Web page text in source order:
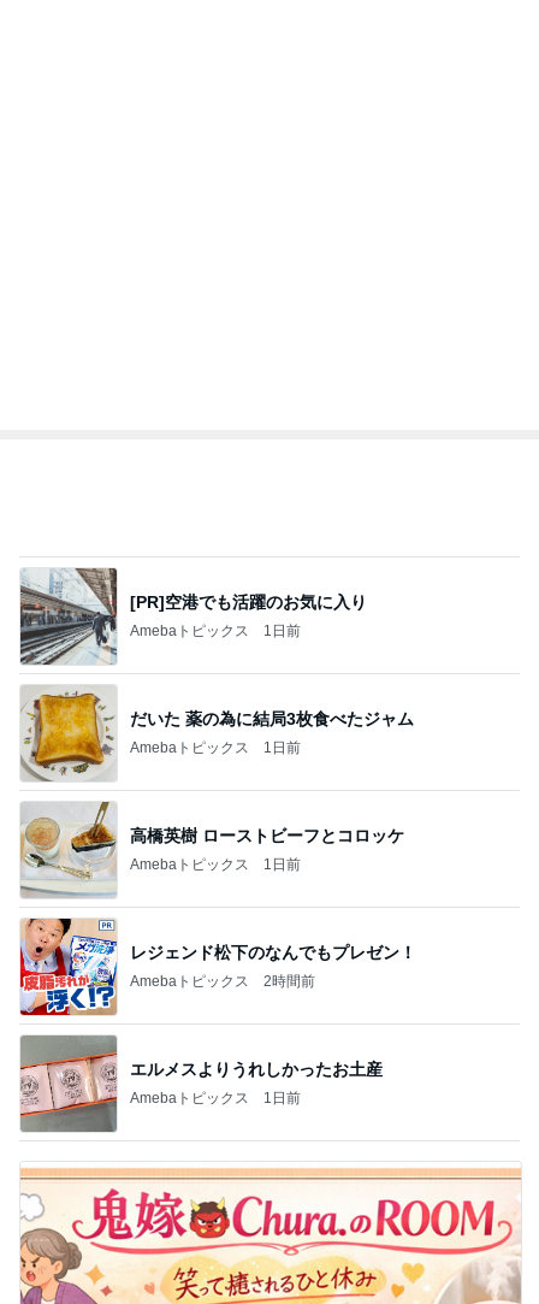
[PR]空港でも活躍のお気に入り
Amebaトピックス 1日前
だいた 薬の為に結局3枚食べたジャム
Amebaトピックス 1日前
高橋英樹 ローストビーフとコロッケ
Amebaトピックス 1日前
レジェンド松下のなんでもプレゼン！
Amebaトピックス 2時間前
エルメスよりうれしかったお土産
Amebaトピックス 1日前